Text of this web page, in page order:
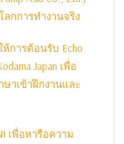
กการทำงานจริง
การต้อนรับ Echo
Japan เพื่อ
าเข้าฝึกงานและ
เพื่อหารือความ